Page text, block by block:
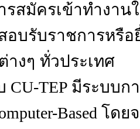
รสมัครเข้าทำงา
อบรับราชการหรือ
างๆ ทั่วประเทศ
CU-TEP มีระบบก
Based โด